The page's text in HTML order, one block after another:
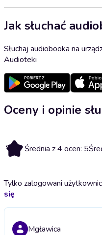
Jak słuchać
Słuchaj audiobooka na
Audioteki
Oceny i opinie
5 Średnia z 4 ocen: 5
Tylko zalogowani
się
Mgławica